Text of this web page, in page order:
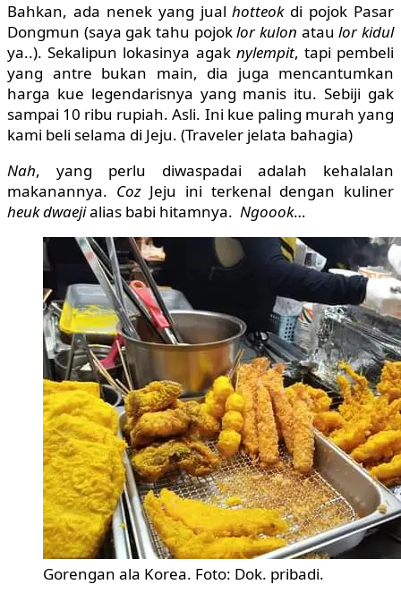
Bahkan, ada nenek yang jualhotteokdi pojok Pasar
Dongmun (saya gak tahu pojoklor kulon ataulor kidul
ya..). Sekalipun lokasinya agak nylempit, tapi pembeli
yang antre bukan main, dia juga mencantumkan
harga kue legendarisnya yang manis itu. Sebiji gak
sampai 10 ribu rupiah. Asli. Ini kue paling murah yang
kami beli selama di Jeju. (Traveler jelata bahagia)
Nah, yang perlu diwaspadai adalah kehalalan
makanannya. CozJeju ini terkenal dengan kuliner
heuk dwaejialias babi hitamnya. Ngoook…
Gorengan ala Korea. Foto: Dok. pribadi.